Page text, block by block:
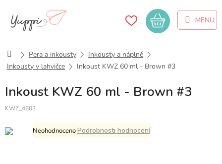
obsah
Nákupní
košík
DomůPera a inkousty
Inkousty a náplně
Inkousty v lahvičce
Inkoust KWZ 60 ml - Brown #3
Inkoust KWZ 60 ml - Brown #3
KWZ_4603
Průměrné
hodnocení
NeohodnocenoPodrobnosti hodnocení